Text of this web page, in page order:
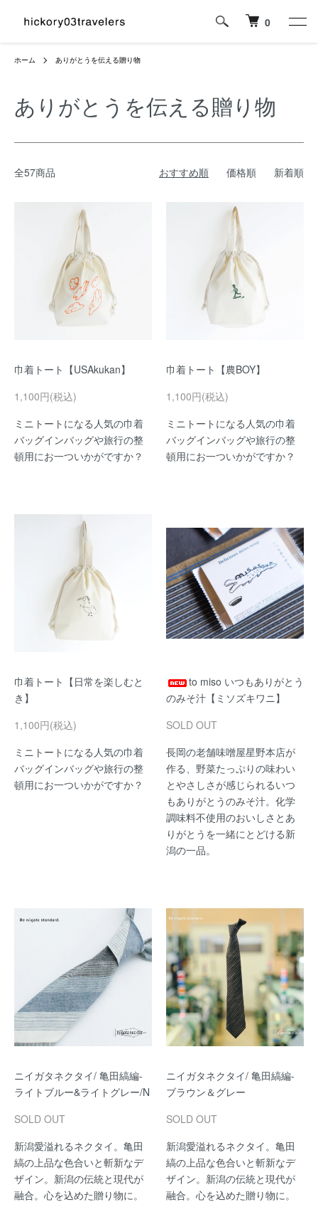
0
ホーム ありがとうを伝える贈り物
ありがとうを伝える贈り物
全57商品 おすすめ順 価格順 新着順
巾着トート【USAkukan】
1,100円(税込)
ミニトートになる人気の巾着
バッグインバッグや旅行の整
頓用にお一ついかがですか？
巾着トート【農BOY】
1,100円(税込)
ミニトートになる人気の巾着
バッグインバッグや旅行の整
頓用にお一ついかがですか？
巾着トート【日常を楽しむと
き】
1,100円(税込)
ミニトートになる人気の巾着
バッグインバッグや旅行の整
頓用にお一ついかがですか？
to miso いつもありがとう
のみそ汁【ミソズキワニ】
SOLD OUT
長岡の老舗味噌屋星野本店が
作る、野菜たっぷりの味わい
とやさしさが感じられるいつ
もありがとうのみそ汁。化学
調味料不使用のおいしさとあ
りがとうを一緒にとどける新
潟の一品。
ニイガタネクタイ/ 亀田縞編-
ライトブルー&ライトグレー/N
SOLD OUT
新潟愛溢れるネクタイ。亀田
縞の上品な色合いと斬新なデ
ザイン。新潟の伝統と現代が
融合。心を込めた贈り物に。
ニイガタネクタイ/ 亀田縞編-
ブラウン＆グレー
SOLD OUT
新潟愛溢れるネクタイ。亀田
縞の上品な色合いと斬新なデ
ザイン。新潟の伝統と現代が
融合。心を込めた贈り物に。